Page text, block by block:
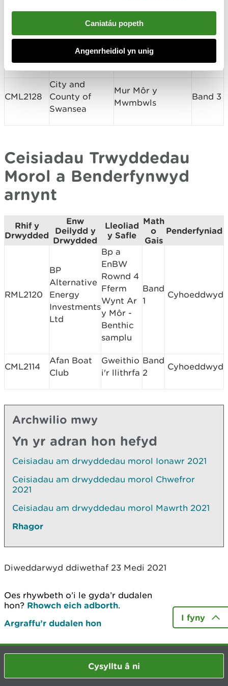
Caniatáu popeth
Angenrheidiol yn unig
Council
waredu'n ôl ar y
traeth
Geological
Survey Ireland
CHERISH Arolygu
Prosiect Cymru
CML2128
City and
County of
Swansea
Mur Môr y
Mwmbwls
Band 3
Ceisiadau Trwyddedau
Morol a Benderfynwyd
arnynt
Rhif y
Drwydded
Enw
Deilydd y
Drwydded
Lleoliad
y Safle
Math
o
Gais
Penderfyniad
RML2120
BP
Alternative
Energy
Investments
Ltd
Bp a
EnBW
Rownd 4
Fferm
Wynt Ar
y Môr -
Benthic
samplu
Band
1
Cyhoeddwyd
CML2114
Afan Boat
Club
Gweithio
i'r llithrfa
Band
2
Cyhoeddwyd
Archwilio mwy
Yn yr adran hon hefyd
Ceisiadau am drwyddedau morol Ionawr 2021
Ceisiadau am drwyddedau morol Chwefror
2021
Ceisiadau am drwyddedau morol Mawrth 2021
Rhagor
Diweddarwyd ddiwethaf 23 Medi 2021
Oes rhywbeth o’i le gyda’r dudalen
hon? Rhowch eich adborth.
Argraffu’r dudalen hon
I fyny
Cysylltu â ni